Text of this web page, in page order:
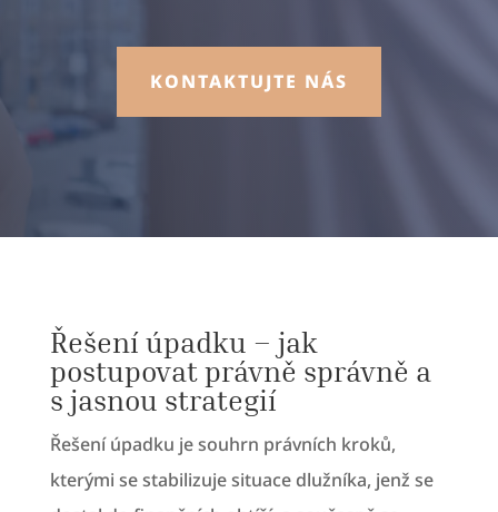
KONTAKTUJTE NÁS
Řešení úpadku – jak
postupovat právně správně a
s jasnou strategií
Řešení úpadku je souhrn právních kroků,
kterými se stabilizuje situace dlužníka, jenž se